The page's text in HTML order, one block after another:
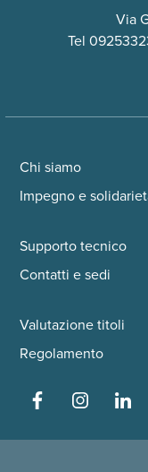
Via
Tel
Chi siamo
Impegno e
Supporto tecnico
Contatti e sedi
Valutazione titoli
Regolamento